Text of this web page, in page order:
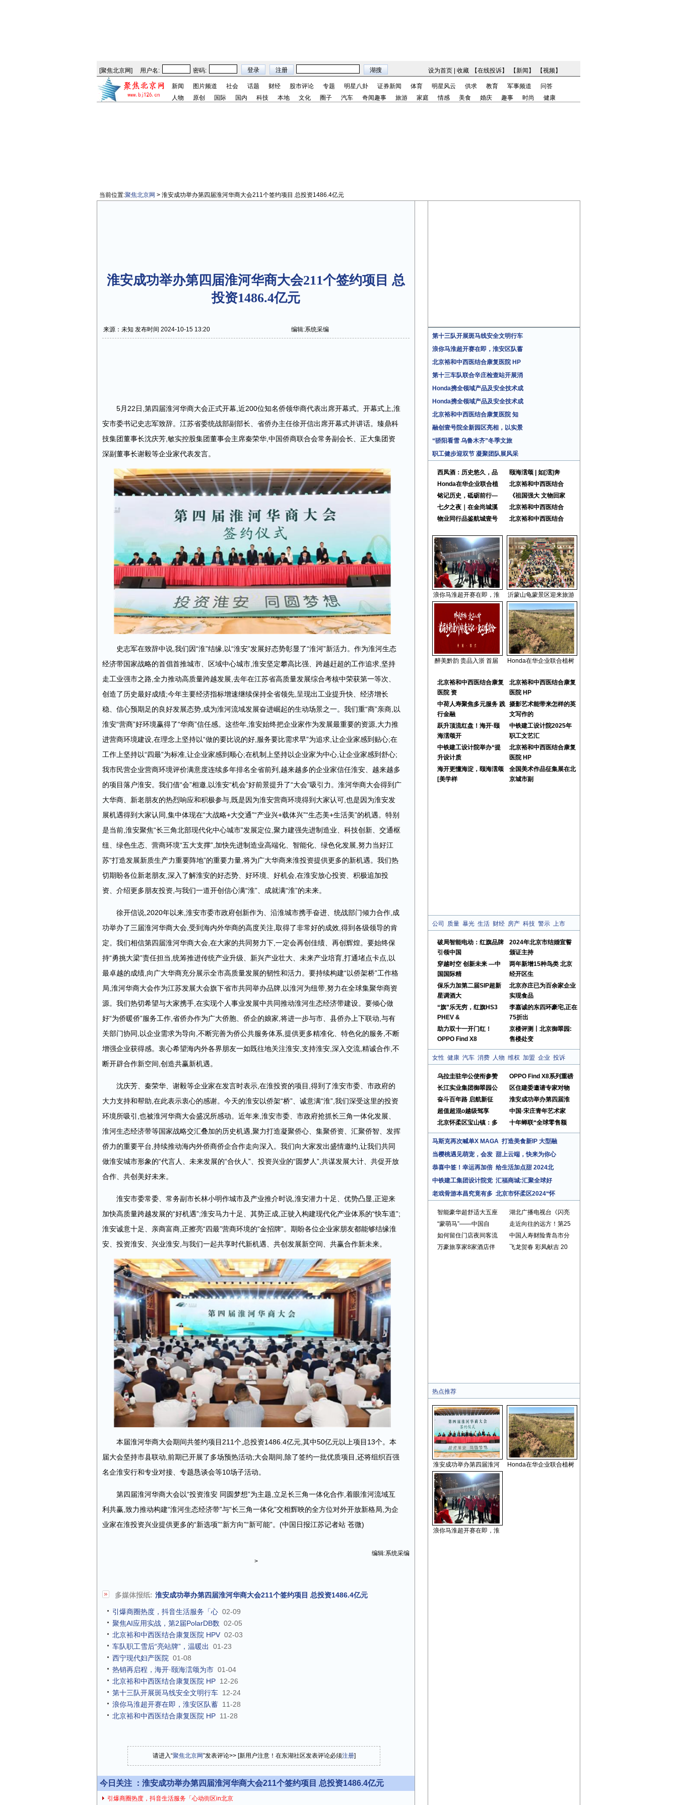
[聚焦北京网] 用户名: 密码: 设为首页 收藏 【在线投诉】 【新闻 】 【视频】
新闻 图片频道 社会 话题 财经 股市评论 专题 明星八卦 证券新闻 体育 明星风云 供求 教育 军事频道
问答
人物
原创 国际 国内 科技 本地 文化 圈子 汽车 奇闻趣事 旅游 家庭 情感 美食 婚庆 趣事 时尚 健康
当前位置:聚焦北京网 > 淮安成功举办第四届淮河华商大会211个签约项目 总投资1486.4亿元
淮安成功举办第四届淮河华商大会211个签约项目 总
投资1486.4亿元
来源：未知 发布时间 2024-10-15 13:20 编辑:系统采编
5月22日,第四届淮河华商大会正式开幕,近200位知名侨领华商代表出席开幕式。开幕式上,淮
安市委书记史志军致辞。江苏省委统战部副部长、省侨办主任徐开信出席开幕式并讲话。臻鼎科
技集团董事长沈庆芳,敏实控股集团董事会主席秦荣华,中国侨商联合会常务副会长、正大集团资
深副董事长谢毅等企业家代表发言。
史志军在致辞中说,我们因“淮”结缘,以“淮安”发展好态势彰显了“淮河”新活力。作为淮河生态
经济带国家战略的首倡首推城市、区域中心城市,淮安坚定攀高比强、跨越赶超的工作追求,坚持
走工业强市之路,全力推动高质量跨越发展,去年在江苏省高质量发展综合考核中荣获第一等次、
创造了历史最好成绩;今年主要经济指标增速继续保持全省领先,呈现出工业提升快、经济增长
稳、信心预期足的良好发展态势,成为淮河流域发展奋进崛起的生动场景之一。我们重“商”亲商,以
淮安“营商”好环境赢得了“华商”信任感。这些年,淮安始终把企业家作为发展最重要的资源,大力推
进营商环境建设,在理念上坚持以“做的要比说的好,服务要比需求早”为追求,让企业家感到贴心;在
工作上坚持以“四最”为标准,让企业家感到顺心;在机制上坚持以企业家为中心,让企业家感到舒心;
我市民营企业营商环境评价满意度连续多年排名全省前列,越来越多的企业家信任淮安、越来越多
的项目落户淮安。我们借“会”相邀,以淮安“机会”好前景提升了“大会”吸引力。淮河华商大会得到广
大华商、新老朋友的热烈响应和积极参与,既是因为淮安营商环境得到大家认可,也是因为淮安发
展机遇得到大家认同,集中体现在“大战略+大交通”“产业兴+载体兴”“生态美+生活美”的机遇。特别
是当前,淮安聚焦“长三角北部现代化中心城市”发展定位,聚力建强先进制造业、科技创新、交通枢
纽、绿色生态、营商环境“五大支撑”,加快先进制造业高端化、智能化、绿色化发展,努力当好江
苏“打造发展新质生产力重要阵地”的重要力量,将为广大华商来淮投资提供更多的新机遇。我们热
切期盼各位新老朋友,深入了解淮安的好态势、好环境、好机会,在淮安放心投资、积极追加投
资、介绍更多朋友投资,与我们一道开创信心满“淮”、成就满“淮”的未来。
徐开信说,2020年以来,淮安市委市政府创新作为、沿淮城市携手奋进、统战部门倾力合作,成
功举办了三届淮河华商大会,受到海内外华商的高度关注,取得了非常好的成效,得到各级领导的肯
定。我们相信第四届淮河华商大会,在大家的共同努力下,一定会再创佳绩、再创辉煌。要始终保
持“勇挑大梁”责任担当,统筹推进传统产业升级、新兴产业壮大、未来产业培育,打通堵点卡点,以
最卓越的成绩,向广大华商充分展示全市高质量发展的韧性和活力。要持续构建“以侨架桥”工作格
局,淮河华商大会作为江苏发展大会旗下省市共同举办品牌,以淮河为纽带,努力在全球集聚华商资
源。我们热切希望与大家携手,在实现个人事业发展中共同推动淮河生态经济带建设。要倾心做
好“为侨暖侨”服务工作,省侨办作为广大侨胞、侨企的娘家,将进一步与市、县侨办上下联动,与有
关部门协同,以企业需求为导向,不断完善为侨公共服务体系,提供更多精准化、特色化的服务,不断
增强企业获得感。衷心希望海内外各界朋友一如既往地关注淮安,支持淮安,深入交流,精诚合作,不
断开辟合作新空间,创造共赢新机遇。
沈庆芳、秦荣华、谢毅等企业家在发言时表示,在淮投资的项目,得到了淮安市委、市政府的
大力支持和帮助,在此表示衷心的感谢。今天的淮安以侨架“桥”、诚意满“淮”,我们深受这里的投资
环境所吸引,也被淮河华商大会盛况所感动。近年来,淮安市委、市政府抢抓长三角一体化发展、
淮河生态经济带等国家战略交汇叠加的历史机遇,聚力打造凝聚侨心、集聚侨资、汇聚侨智、发挥
侨力的重要平台,持续推动海内外侨商侨企合作走向深入。我们向大家发出盛情邀约,让我们共同
做淮安城市形象的“代言人、未来发展的“合伙人”、投资兴业的“圆梦人”,共谋发展大计、共促开放
合作、共创美好未来。
淮安市委常委、常务副市长林小明作城市及产业推介时说,淮安潜力十足、优势凸显,正迎来
加快高质量跨越发展的“好机遇”;淮安马力十足、其势正成,正驶入构建现代化产业体系的“快车道”;
淮安诚意十足、亲商富商,正擦亮“四最”营商环境的“金招牌”。期盼各位企业家朋友都能够结缘淮
安、投资淮安、兴业淮安,与我们一起共享时代新机遇、共创发展新空间、共赢合作新未来。
本届淮河华商大会期间共签约项目211个,总投资1486.4亿元,其中50亿元以上项目13个。本
届大会坚持市县联动,前期已开展了多场预热活动;大会期间,除了签约一批优质项目,还将组织百强
名企淮安行和专业对接、专题恳谈会等10场子活动。
第四届淮河华商大会以“投资淮安 同圆梦想”为主题,立足长三角一体化合作,着眼淮河流域互
利共赢,致力推动构建“淮河生态经济带”与“长三角一体化”交相辉映的全方位对外开放新格局,为企
业家在淮投资兴业提供更多的“新选项”“新方向”“新可能”。(中国日报江苏记者站 苍微)
编辑:系统采编
>
多媒体报纸: 淮安成功举办第四届淮河华商大会211个签约项目 总投资1486.4亿元
引爆商圈热度，抖音生活服务「心 02-09
聚焦AI应用实战，第2届PolarDB数 02-05
北京裕和中西医结合康复医院 HPV 02-03
车队职工雪后“亮站牌”，温暖出
01-23
西宁现代妇产医院 01-08
热销再启程，海开·颐海澐颂为市 01-04
北京裕和中西医结合康复医院 HP 12-26
第十三队开展斑马线安全文明行车 12-24
浪你马淮超开赛在即，淮安区队蓄 11-28
北京裕和中西医结合康复医院 HP 11-28
请进入“聚焦北京网”发表评论>> [新用户注意！在东湖社区发表评论必须注册]
今日关注 ： 淮安成功举办第四届淮河华商大会211个签约项目 总投资1486.4亿元
引爆商圈热度，抖音生活服务「心动街区in北京
第十三队开展斑马线安全文明行车
浪你马淮超开赛在即，淮安区队蓄
北京裕和中西医结合康复医院 HP
第十三车队联合辛庄检查站开展消
Honda携全领域产品及安全技术成
Honda携全领域产品及安全技术成
北京裕和中西医结合康复医院 知
融创壹号院全新园区亮相，以实景
“骄阳看雪 乌鲁木齐”冬季文旅
职工健步迎双节 凝聚团队展风采
西凤酒：历史悠久，品
颐海澐颂 | 如[澐]奔
Honda在华企业联合植
北京裕和中西医结合
铭记历史，砥砺前行—
《祖国强大 文物回家
七夕之夜｜在金尚城溪
北京裕和中西医结合
物业同行品鉴航城壹号
北京裕和中西医结合
浪你马淮超开赛在即，淮 沂蒙山龟蒙景区迎来旅游
醉美黔韵 贵品入浙 首届 Honda在华企业联合植树
北京裕和中西医结合康复
医院 资
北京裕和中西医结合康复
医院 HP
中荷人寿聚焦多元服务 践
行金融
摄影艺术能带来怎样的英
文写作的
跃升顶流红盘！海开·颐
海澐颂开
中铁建工设计院2025年
职工文艺汇
中铁建工设计院举办“提
升设计质
北京裕和中西医结合康复
医院 HP
海开更懂海淀，颐海澐颂
[美学样
全国美术作品征集展在北
京城市副
公司 质量 暴光 生活 财经 房产 科技 警示 上市
破局智能电动：红旗品牌
引领中国
2024年北京市结婚宣誓
颁证主持
穿越时空 创新未来 —中
国国际精
两年新增15种鸟类 北京
经开区生
保乐力加第二届SIP超新
星调酒大
北京亦庄已为百余家企业
实现食品
“旗”乐无穷，红旗HS3
PHEV &
李嘉诚的东四环豪宅,正在
75折出
助力双十一开门红！
OPPO Find X8
京楼评测丨北京御翠园:
售楼处变
女性 健康 汽车 消费 人物 维权 加盟 企业 投诉
乌拉圭驻华公使衔参赞
OPPO Find X8系列重磅
长江实业集团御翠园公
区住建委邀请专家对物
奋斗百年路 启航新征
淮安成功举办第四届淮
超值超混o越级驾享
中国·宋庄青年艺术家
北京怀柔区宝山镇：多
十年蝉联“全球零售额
马斯克再次喊单X MAGA 打造美食新IP 大型融
当樱桃遇见萌宠，会发 甜上云端，快来为你心
恭喜中签！幸运再加倍 给生活加点甜 2024北
中铁建工集团设计院党 汇福商城:汇聚全球好
老戏骨游本昌究竟有多 北京市怀柔区2024“怀
智能豪华超舒适大五座
湖北广播电视台《闪亮
“蒙萌马”——中国自
走近向往的远方！第25
如何留住门店夜间客流
中国人寿财险青岛市分
万豪旅享家8家酒店伴
飞龙贺春 彩凤献吉 20
热点推荐
淮安成功举办第四届淮河 Honda在华企业联合植树
浪你马淮超开赛在即，淮